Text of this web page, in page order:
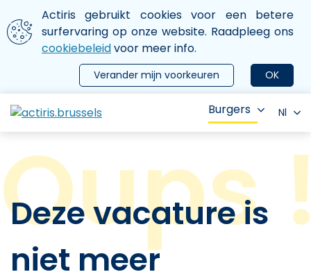
Aller au contenu principal
We gebruiken cookies
Actiris gebruikt cookies voor een betere
surfervaring op onze website. Raadpleeg ons
cookiebeleidvoor meer info.
OK
Verander mijn voorkeuren
le menu
Burgers Nl
Deze vacature is
niet meer